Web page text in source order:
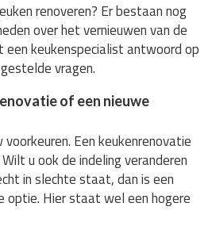
renoveren? Er bestaan nog
over het vernieuwen van de
een keukenspecialist antwoord op
vragen.
of een nieuwe
Een keukenrenovatie
u ook de indeling veranderen
in slechte staat, dan is een
optie. Hier staat wel een hogere